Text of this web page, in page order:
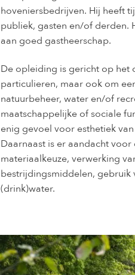
hoveniersbedrijven. Hij heeft
publiek, gasten en/of derden.
aan goed gastheerschap.
De opleiding is gericht op het
particulieren, maar ook om
natuurbeheer, water en/of
maatschappelijke of sociale
enig gevoel voor esthetiek
Daarnaast is er aandacht
materiaalkeuze, verwerking
bestrijdingsmiddelen, gebruik
(drink)water.